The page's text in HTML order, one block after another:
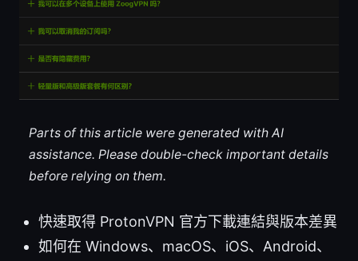
Parts of this article were generated with AI
assistance. Please double-check important details
before relying on them.
快速取得 ProtonVPN 官方下載連結與版本差異
如何在 Windows、macOS、iOS、Android、